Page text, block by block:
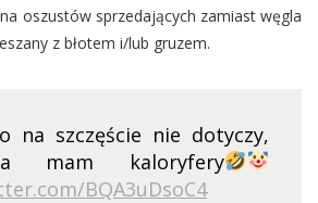
oszustów sprzedających zamiast węgla
z błotem i/lub gruzem.
na szczęście nie dotyczy,
mam kaloryfery
BQA3uDsoC4